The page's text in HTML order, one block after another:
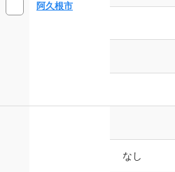
阿久根市
なし